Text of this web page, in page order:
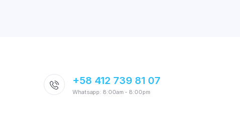
+58 412 739 81 07
Whatsapp: 8:00am - 8:00pm